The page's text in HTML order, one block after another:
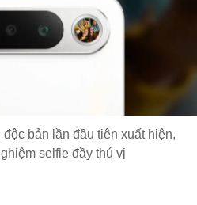
bản lần đầu tiên xuất hiện,
selfie đầy thú vị